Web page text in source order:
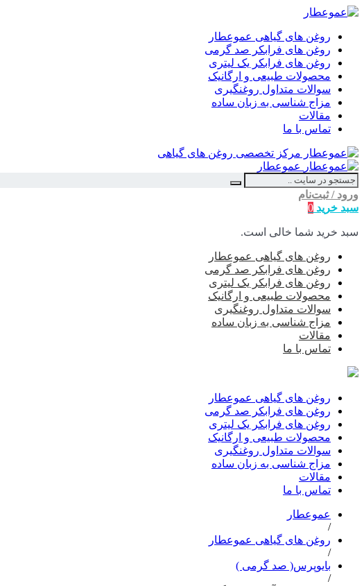
روغن های گیاهی عموعطار
روغن های فرابکر صد گرمی
روغن های فرابکر یک لیتری
محصولات طبیعی و ارگانیک
سوالات متداول روغنگیری
مزاج شناسی به زبان ساده
مقالات
تماس با ما
عموعطار
ورود / ثبت‌نام
سبد خرید 0
سبد خرید شما خالی است.
روغن های گیاهی عموعطار
روغن های فرابکر صد گرمی
روغن های فرابکر یک لیتری
محصولات طبیعی و ارگانیک
سوالات متداول روغنگیری
مزاج شناسی به زبان ساده
مقالات
تماس با ما
روغن های گیاهی عموعطار
روغن های فرابکر صد گرمی
روغن های فرابکر یک لیتری
محصولات طبیعی و ارگانیک
سوالات متداول روغنگیری
مزاج شناسی به زبان ساده
مقالات
تماس با ما
عموعطار
/
روغن های گیاهی عموعطار
/
بایوپرس( صد گرمی )
/